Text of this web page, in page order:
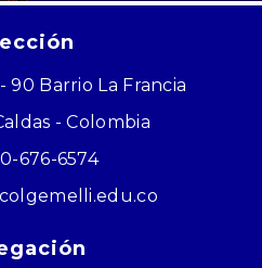
90 Barrio La Francia
- Colombia
676-6574